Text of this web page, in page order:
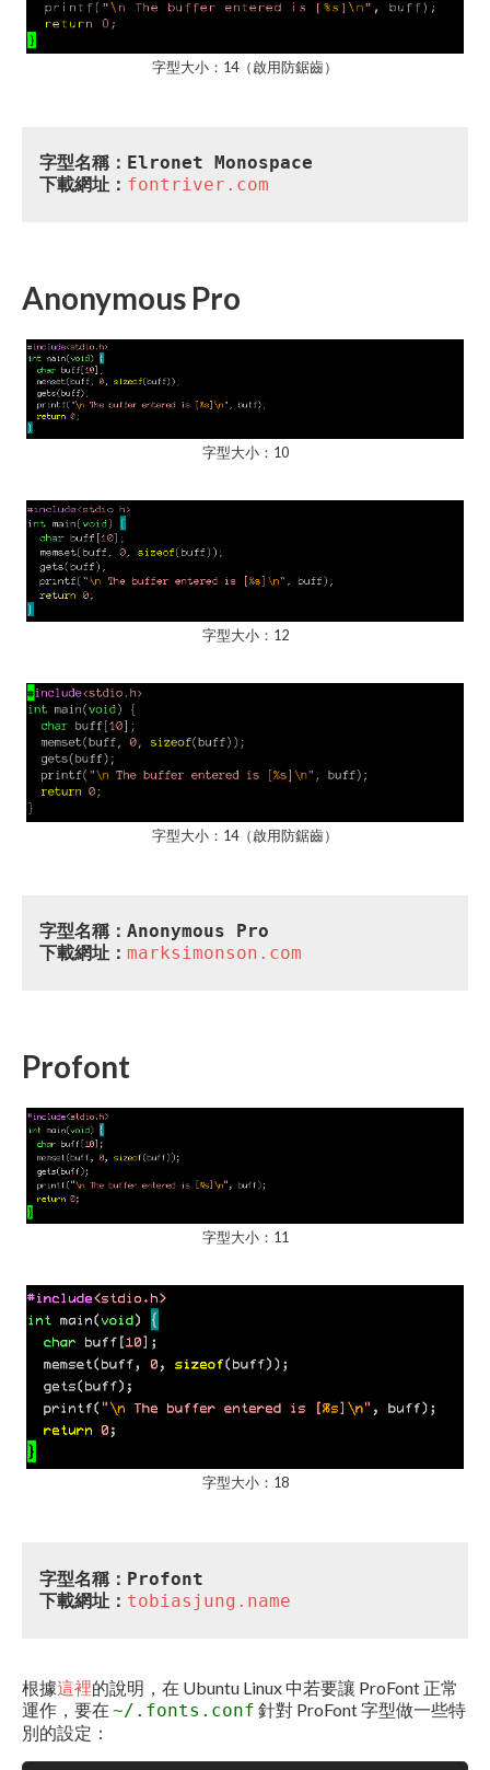
字型大小：14（啟用防鋸齒）
字型名稱：Elronet Monospace
下載網址： fontriver.com
Anonymous Pro
字型大小：10
字型大小：12
字型大小：14（啟用防鋸齒）
字型名稱：Anonymous Pro
下載網址： marksimonson.com
Profont
字型大小：11
字型大小：18
字型名稱：Profont
下載網址： tobiasjung.name
根據這裡的說明，在 Ubuntu Linux 中若要讓 ProFont 正常
運作，要在 ~/.fonts.conf 針對 ProFont 字型做一些特
別的設定：